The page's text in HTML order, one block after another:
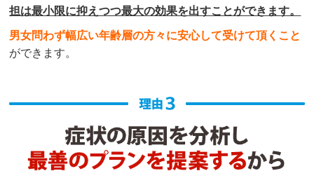
担は最小限に抑えつつ最大の効果を出すことができます。
男女問わず幅広い年齢層の方々に安心して受けて頂くこと
ができます。